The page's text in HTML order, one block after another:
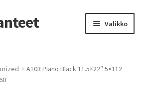
Valikko
A103 Piano Black 11.5×22″ 5×112